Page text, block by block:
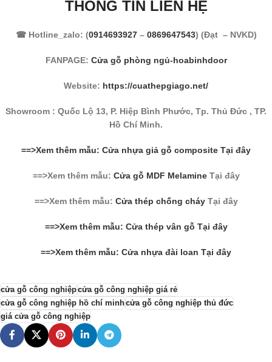
THÔNG TIN LIÊN HỆ
☎ Hotline_zalo: (0914693927 – 0869647543) (Đạt – NVKD)
FANPAGE: Cửa gỗ phòng ngủ-hoabinhdoor
Website: https://cuathepgiago.net/
Showroom : Quốc Lộ 13, P. Hiệp Bình Phước, Tp. Thủ Đức , TP.
Hồ Chí Minh.
==>Xem thêm mẫu: Cửa nhựa giả gỗ composite Tại đây
==>Xem thêm mẫu: Cửa gỗ MDF MelamineTại đây
==>Xem thêm mẫu: Cửa thép chống cháyTại đây
==>Xem thêm mẫu: Cửa thép vân gỗ Tại đây
==>Xem thêm mẫu: Cửa nhựa đài loan Tại đây
cửa gỗ công nghiệpcửa gỗ công nghiệp giá rẻ
cửa gỗ công nghiệp hồ chí minhcửa gỗ công nghiệp thủ đức
giá cửa gỗ công nghiệp